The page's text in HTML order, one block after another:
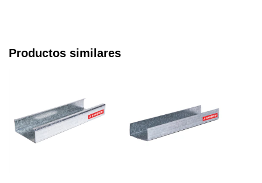
Productos similares